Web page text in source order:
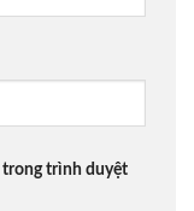
trong trình duyệt